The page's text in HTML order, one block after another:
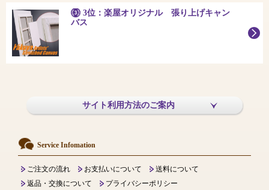
3位：楽屋オリジナル 張り上げキャン
バス
サイト利用方法のご案内
Service Infomation
ご注文の流れ お支払いについて
送料について
返品・交換について
プライバシーポリシー